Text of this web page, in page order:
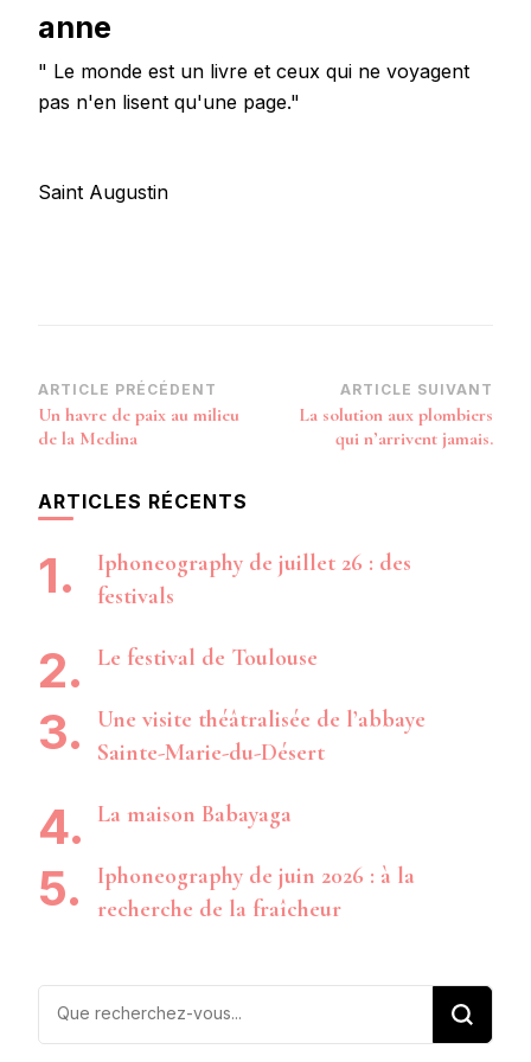
anne
" Le monde est un livre et ceux qui ne voyagent
pas n'en lisent qu'une page."
Saint Augustin
Navigation
d’article
ARTICLE PRÉCÉDENT
Un havre de paix au milieu
de la Medina
ARTICLE SUIVANT
La solution aux plombiers
qui n’arrivent jamais.
ARTICLES RÉCENTS
Iphoneography de juillet 26 : des
festivals
Le festival de Toulouse
Une visite théâtralisée de l’abbaye
Sainte-Marie-du-Désert
La maison Babayaga
Iphoneography de juin 2026 : à la
recherche de la fraîcheur
Vous